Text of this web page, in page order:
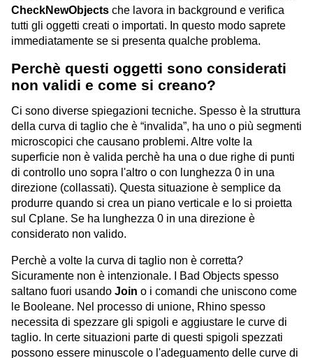
CheckNewObjects che lavora in background e verifica
tutti gli oggetti creati o importati. In questo modo saprete
immediatamente se si presenta qualche problema.
Perchè questi oggetti sono considerati
non validi e come si creano?
Ci sono diverse spiegazioni tecniche. Spesso è la struttura
della curva di taglio che è “invalida”, ha uno o più segmenti
microscopici che causano problemi. Altre volte la
superficie non è valida perchè ha una o due righe di punti
di controllo uno sopra l'altro o con lunghezza 0 in una
direzione (collassati). Questa situazione è semplice da
produrre quando si crea un piano verticale e lo si proietta
sul Cplane. Se ha lunghezza 0 in una direzione è
considerato non valido.
Perchè a volte la curva di taglio non è corretta?
Sicuramente non è intenzionale. I Bad Objects spesso
saltano fuori usando Join o i comandi che uniscono come
le Booleane. Nel processo di unione, Rhino spesso
necessita di spezzare gli spigoli e aggiustare le curve di
taglio. In certe situazioni parte di questi spigoli spezzati
possono essere minuscole o l'adeguamento delle curve di